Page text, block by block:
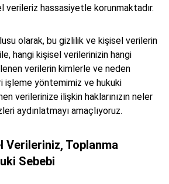
verileriz hassasiyetle korunmaktadır.
olarak, bu gizlilik ve kişisel verilerin
hangi kişisel verilerinizin hangi
verilerin kimlerle ve neden
işleme yöntemimiz ve hukuki
verilerinize ilişkin haklarınızın neler
aydınlatmayı amaçlıyoruz.
Verileriniz, Toplanma
Sebebi